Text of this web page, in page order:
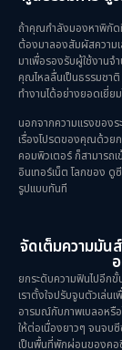
ถ้าคุณกำลังมองหาพิกัด
ต้องมาลองสัมผัสความ
มาเพื่อรองรับผู้ใช้งาน
คุณไหลลื่นเป็นธรรมชาติ
ทำงานได้อย่างยอดเยี่ย
นอกจากความแรงของร
เรื่องโปรดของคุณด้วย
คอมพิวเตอร์ ก็สามารถ
อินเทอร์เน็ต โลกของ ดู
รูปแบบทันที
จัดเต็มความมัน
ยกระดับความฟินไปอีกขั้
เราตั้งใจปรับจูนตัวเล่
อารมณ์กับภาพเบลอหรื
ให้ต่อเนื่องยาวๆ จนจบ
เป็นพื้นที่พักผ่อนของคอ